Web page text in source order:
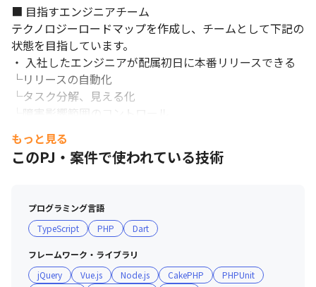
コミュニケーションを大切にする職場環境です。
■ 目指すエンジニアチーム
テクノロジーロードマップを作成し、チームとして下記の
状態を目指しています。
・ 入社したエンジニアが配属初日に本番リリースできる
└リリースの自動化
└タスク分解、見える化
└障害影響範囲のコントロール
・いつでもチーム組成を変えることができる
└技術スタック
└アーキテクチャを統一
■ エンジニア評価の仕組み
・ミッショングレード制を取っており、各グレードに対し
て求められる職務要件が設定されています
・半期に1回評価、および昇給判断の場があり、期初に目
標設定してから、3か月後ごとに振り返りを行っています
もっと見る
このPJ・案件で使われている技術
プログラミング言語
TypeScript
PHP Dart
フレームワーク・ライブラリ
jQuery
Vue.js Node.js CakePHP
PHPUnit